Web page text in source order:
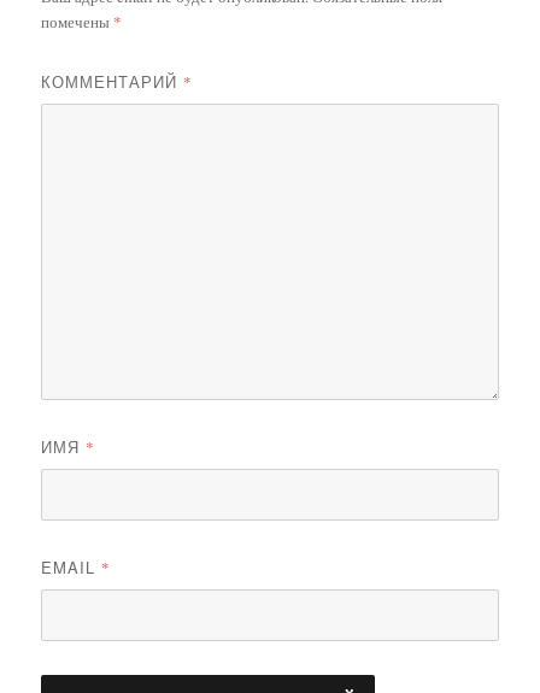
помечены *
КОММЕНТАРИЙ *
ИМЯ *
EMAIL *